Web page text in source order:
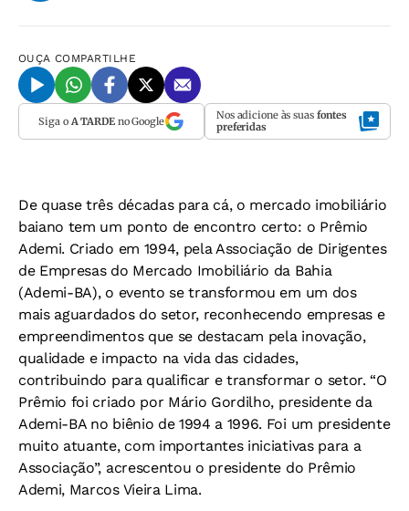
OUÇA COMPARTILHE
Siga o A TARDEno Google Nos adicione às suas fontes
preferidas
De quase três décadas para cá, o mercado imobiliário
baiano tem um ponto de encontro certo: o Prêmio
Ademi. Criado em 1994, pela Associação de Dirigentes
de Empresas do Mercado Imobiliário da Bahia
(Ademi-BA), o evento se transformou em um dos
mais aguardados do setor, reconhecendo empresas e
empreendimentos que se destacam pela inovação,
qualidade e impacto na vida das cidades,
contribuindo para qualificar e transformar o setor. “O
Prêmio foi criado por Mário Gordilho, presidente da
Ademi-BA no biênio de 1994 a 1996. Foi um presidente
muito atuante, com importantes iniciativas para a
Associação”, acrescentou o presidente do Prêmio
Ademi, Marcos Vieira Lima.